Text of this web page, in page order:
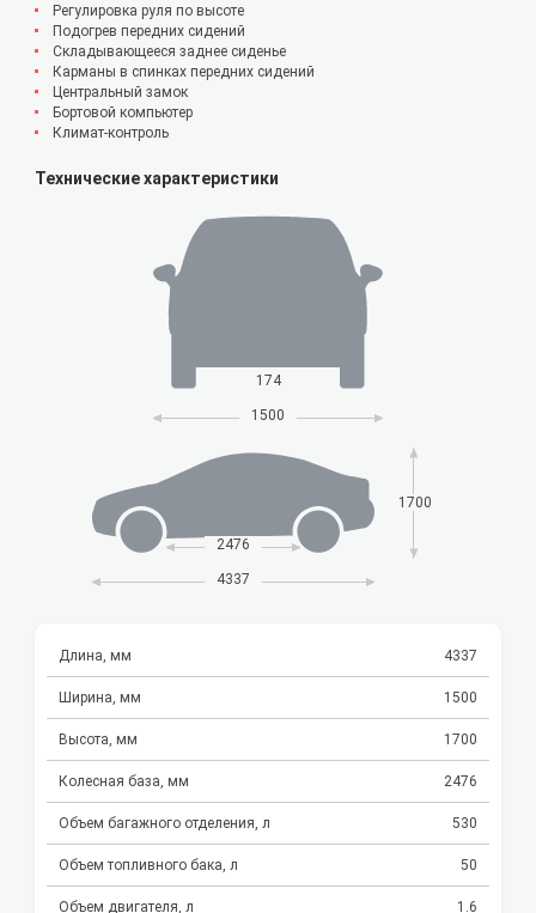
Регулировка руля по высоте
Подогрев передних сидений
Складывающееся заднее сиденье
Карманы в спинках передних сидений
Центральный замок
Бортовой компьютер
Климат-контроль
Технические характеристики
174
1500
2476
1700
4337
Длина, мм 4337
Ширина, мм 1500
Высота, мм 1700
Колесная база, мм 2476
Объем багажного отделения, л 530
Объем топливного бака, л 50
Объем двигателя, л 1.6